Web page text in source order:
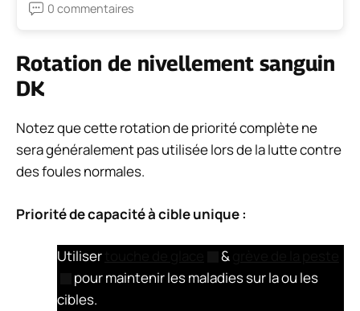
0 commentaires
Rotation de nivellement sanguin
DK
Notez que cette rotation de priorité complète ne
sera généralement pas utilisée lors de la lutte contre
des foules normales.
Priorité de capacité à cible unique :
Utiliser &
pour maintenir les maladies sur la ou les
cibles.